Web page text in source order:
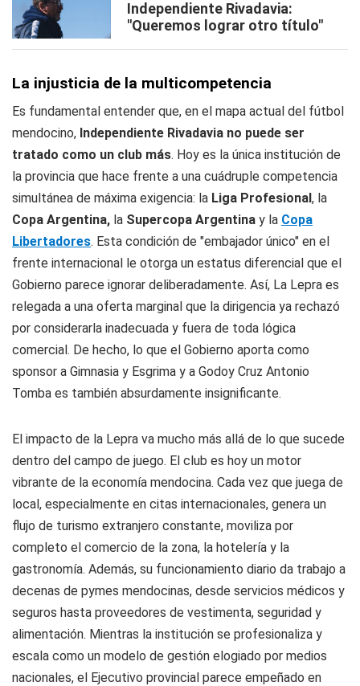
Independiente Rivadavia:
"Queremos lograr otro título"
La injusticia de la multicompetencia
Es fundamental entender que, en el mapa actual del fútbol
mendocino, Independiente Rivadavia no puede ser
tratado como un club más. Hoy es la única institución de
la provincia que hace frente a una cuádruple competencia
simultánea de máxima exigencia: la Liga Profesional, la
Copa Argentina, la Supercopa Argentina y la Copa
Libertadores. Esta condición de "embajador único" en el
frente internacional le otorga un estatus diferencial que el
Gobierno parece ignorar deliberadamente. Así, La Lepra es
relegada a una oferta marginal que la dirigencia ya rechazó
por considerarla inadecuada y fuera de toda lógica
comercial. De hecho, lo que el Gobierno aporta como
sponsor a Gimnasia y Esgrima y a Godoy Cruz Antonio
Tomba es también absurdamente insignificante.
El impacto de la Lepra va mucho más allá de lo que sucede
dentro del campo de juego. El club es hoy un motor
vibrante de la economía mendocina. Cada vez que juega de
local, especialmente en citas internacionales, genera un
flujo de turismo extranjero constante, moviliza por
completo el comercio de la zona, la hotelería y la
gastronomía. Además, su funcionamiento diario da trabajo a
decenas de pymes mendocinas, desde servicios médicos y
seguros hasta proveedores de vestimenta, seguridad y
alimentación. Mientras la institución se profesionaliza y
escala como un modelo de gestión elogiado por medios
nacionales, el Ejecutivo provincial parece empeñado en